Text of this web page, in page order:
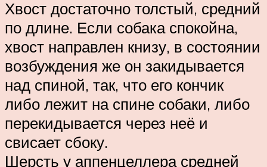
Хвост достаточно толстый, средний
по длине. Если собака спокойна,
хвост направлен книзу, в состоянии
возбуждения же он закидывается
над спиной, так, что его кончик
либо лежит на спине собаки, либо
перекидывается через неё и
свисает сбоку.
Шерсть у аппенцеллера средней